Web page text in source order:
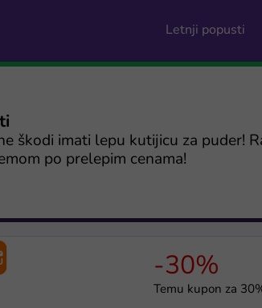
Letnji popusti
škodi imati lepu kutijicu za puder!
po prelepim cenama!
-30%
Temu kupon za